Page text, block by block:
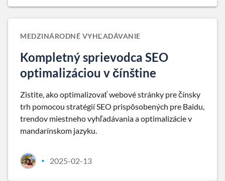
MEDZINÁRODNÉ VYHĽADÁVANIE
Kompletný sprievodca SEO
optimalizáciou v čínštine
Zistite, ako optimalizovať webové stránky pre čínsky
trh pomocou stratégií SEO prispôsobených pre Baidu,
trendov miestneho vyhľadávania a optimalizácie v
mandarínskom jazyku.
• 2025-02-13